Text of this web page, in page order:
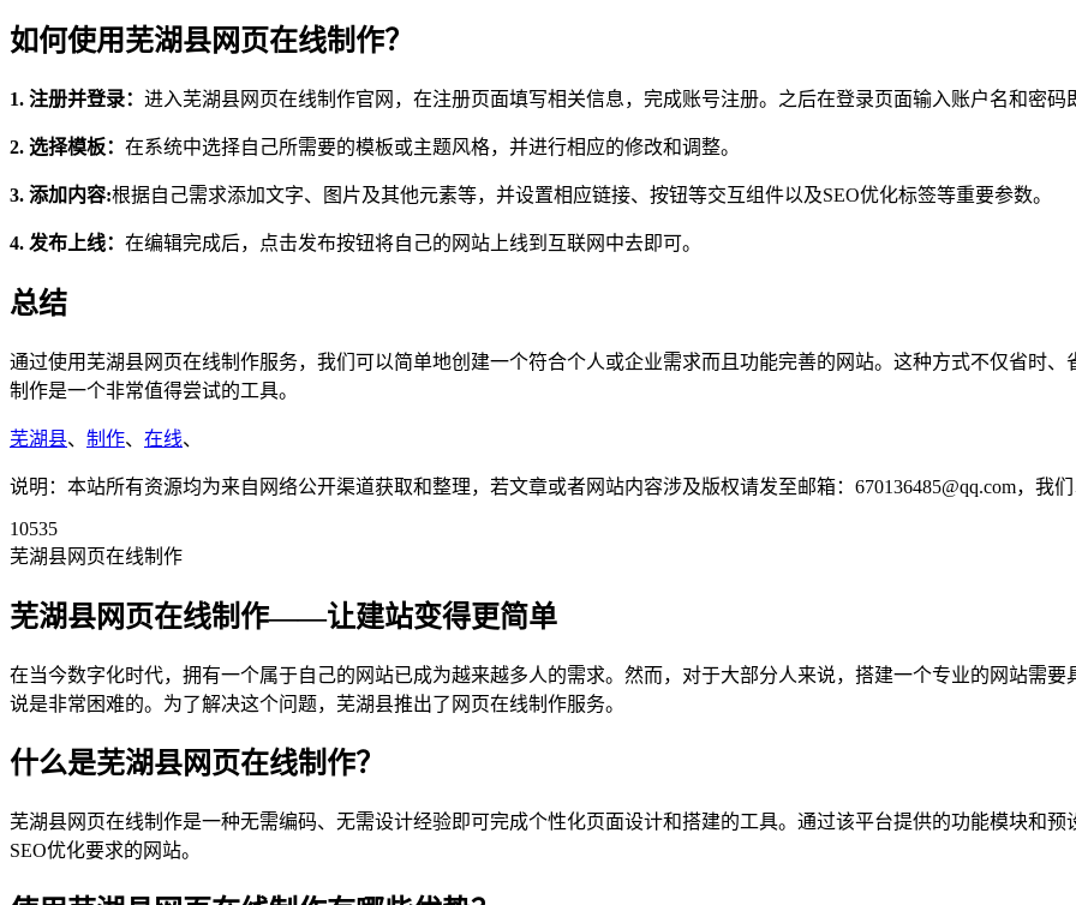
如何使用芜湖县网页在线制作？
1. 注册并登录： 进入芜湖县网页在线制作官网，在注册页面填写相关信息，完成账号注册。之后在登录页面输入账户名和密码
2. 选择模板： 在系统中选择自己所需要的模板或主题风格，并进行相应的修改和调整。
3. 添加内容:根据自己需求添加文字、图片及其他元素等，并设置相应链接、按钮等交互组件以及SEO优化标签等重要参数。
4. 发布上线： 在编辑完成后，点击发布按钮将自己的网站上线到互联网中去即可。
总结
通过使用芜湖县网页在线制作服务，我们可以简单地创建一个符合个人或企业需求而且功能完善的网站。这种方式不仅省时
制作是一个非常值得尝试的工具。
芜湖县、 制作、 在线、
说明：本站所有资源均为来自网络公开渠道获取和整理，若文章或者网站内容涉及版权请发至邮箱：670136485@qq.com，我
10535
芜湖县网页在线制作
芜湖县网页在线制作——让建站变得更简单
在当今数字化时代，拥有一个属于自己的网站已成为越来越多人的需求。然而，对于大部分人来说，搭建一个专业的网站需
说是非常困难的。为了解决这个问题，芜湖县推出了网页在线制作服务。
什么是芜湖县网页在线制作？
芜湖县网页在线制作是一种无需编码、无需设计经验即可完成个性化页面设计和搭建的工具。通过该平台提供的功能模块和
SEO优化要求的网站。